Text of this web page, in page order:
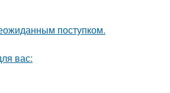
поступком.
вас: